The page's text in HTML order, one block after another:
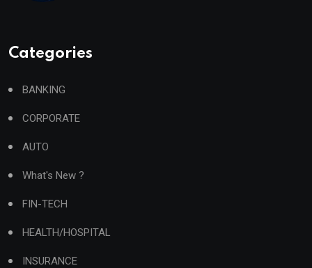
Categories
BANKING
CORPORATE
AUTO
What's New ?
FIN-TECH
HEALTH/HOSPITAL
INSURANCE